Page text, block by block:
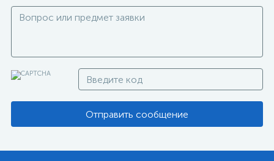
Отправить сообщение